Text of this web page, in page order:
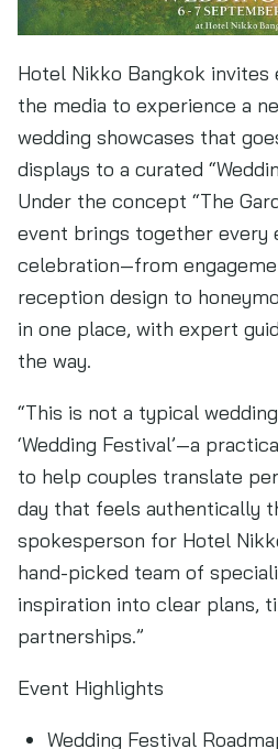
Hotel Nikko Bangkok invites
the media to experience a
wedding showcases that
displays to a curated
Under the concept “The
event brings together every
celebration—from
reception design to
in one place, with expert
the way.
“This is not a typical
‘Wedding Festival’—a
to help couples translate
day that feels authentically
spokesperson for Hotel
hand-picked team of
inspiration into clear plans,
partnerships.”
Event Highlights
Wedding Festival